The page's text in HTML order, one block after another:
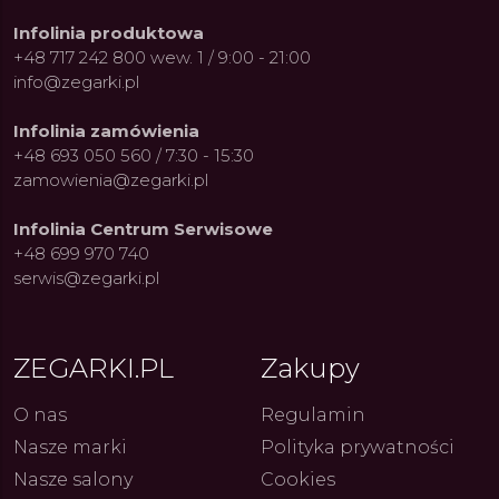
Infolinia produktowa
+48 717 242 800 wew. 1 / 9:00 - 21:00
info@zegarki.pl
Infolinia zamówienia
+48 693 050 560 / 7:30 - 15:30
zamowienia@zegarki.pl
Infolinia Centrum Serwisowe
+48 699 970 740
serwis@zegarki.pl
ZEGARKI.PL
O nas
Nasze marki
Nasze salony
Zakupy
Regulamin
Polityka prywatności
Cookies